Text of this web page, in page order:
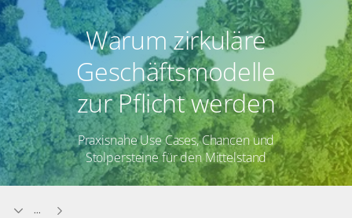
Infrastruktur & Betrieb
Über uns
Karriere
Blog
Warum zirkuläre
Geschäftsmodelle
zur Pflicht werden
Praxisnahe Use Cases, Chancen und
Stolpersteine für den Mittelstand
...